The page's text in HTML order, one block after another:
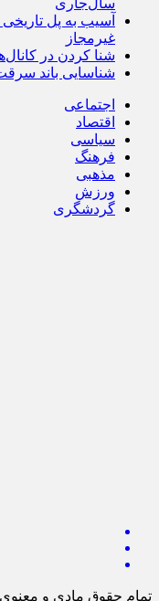
سال‌جاری
آسیب به پل
غیرمجاز
شنا کردن در
شناسایی باند
اجتماعی
اقتصاد
سیاسی
فرهنگ
مذهبی
ورزش
گردشگری
تمام حقوق مادی و